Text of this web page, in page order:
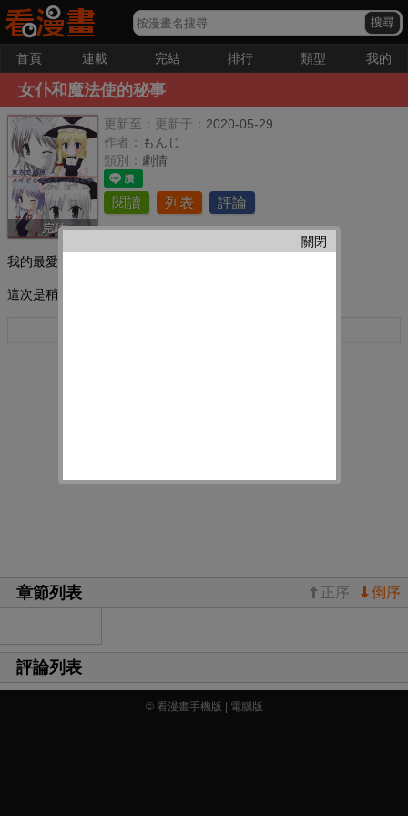
首頁 連載 完結 排行 類型 我的
女仆和魔法使的秘事
完結
更新至： 更新于： 2020-05-29
作者： もんじ
類別： 劇情
閱讀 列表 評論
我的最愛：
這次是稍微有點H風味的漫畫。
章節列表 倒序
正序
評論列表
關閉
© 看漫畫手機版 | 電腦版